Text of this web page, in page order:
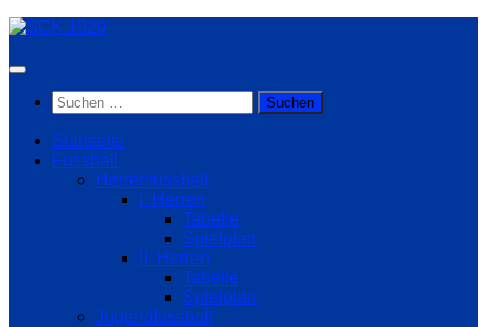
Zum
springen
Suchen
nach:
Startseite
Fussball
Herrenfussball
I. Herren
Tabelle
Spielplan
II. Herren
Tabelle
Spielplan
Jugendfussball